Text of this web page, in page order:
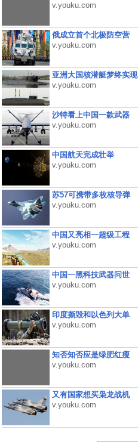
v.youku.com
俄成立首个北极防空营
v.youku.com
亚洲大国核潜艇梦终实现
v.youku.com
沙特看上中国一款武器
v.youku.com
中国航天完成壮举
v.youku.com
苏57可携带多枚核导弹
v.youku.com
中国又亮相一超级工程
v.youku.com
中国一黑科技武器问世
v.youku.com
印度撕毁和以色列大单
v.youku.com
知否知否应是绿肥红瘦
v.youku.com
又有国家想买枭龙战机
v.youku.com